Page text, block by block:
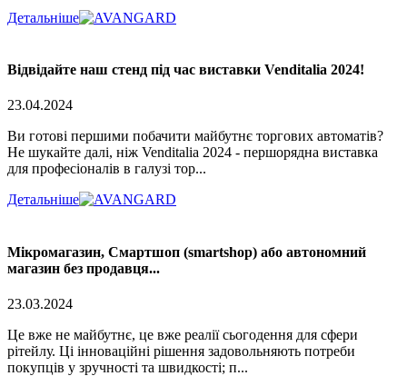
Детальніше
Відвідайте наш стенд під час виставки Venditalia 2024!
23.04.2024
Ви готові першими побачити майбутнє торгових автоматів?
Не шукайте далі, ніж Venditalia 2024 - першорядна виставка
для професіоналів в галузі тор...
Детальніше
Мікромагазин, Смартшоп (smartshop) або автономний
магазин без продавця...
23.03.2024
Це вже не майбутнє, це вже реалії сьогодення для сфери
рітейлу. Ці інноваційні рішення задовольняють потреби
покупців у зручності та швидкості; п...